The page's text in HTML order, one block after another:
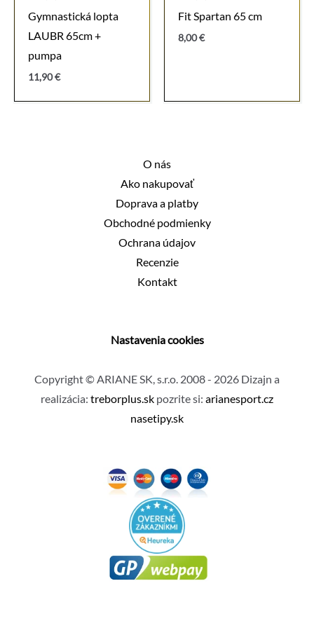
Gymnastická lopta
LAUBR 65cm +
pumpa
11,90€
Fit Spartan 65 cm
8,00€
O nás
Ako nakupovať
Doprava a platby
Obchodné podmienky
Ochrana údajov
Recenzie
Kontakt
Nastavenia cookies
Copyright © ARIANE SK, s.r.o. 2008 - 2026 Dizajn a
realizácia: treborplus.sk pozrite si: arianesport.cz
nasetipy.sk